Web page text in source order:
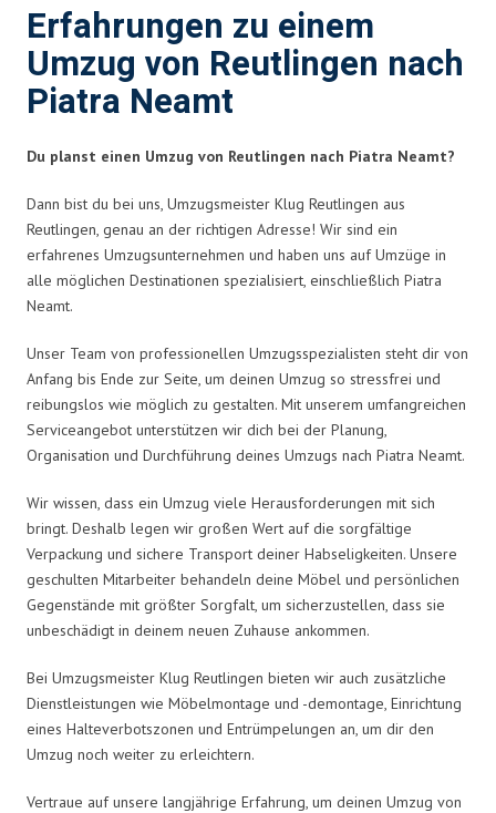
Erfahrungen zu einem
Umzug von Reutlingen nach
Piatra Neamt
Du planst einen Umzug von Reutlingen nach Piatra Neamt?
Dann bist du bei uns, Umzugsmeister Klug Reutlingen aus
Reutlingen, genau an der richtigen Adresse! Wir sind ein
erfahrenes Umzugsunternehmen und haben uns auf Umzüge in
alle möglichen Destinationen spezialisiert, einschließlich Piatra
Neamt.
Unser Team von professionellen Umzugsspezialisten steht dir von
Anfang bis Ende zur Seite, um deinen Umzug so stressfrei und
reibungslos wie möglich zu gestalten. Mit unserem umfangreichen
Serviceangebot unterstützen wir dich bei der Planung,
Organisation und Durchführung deines Umzugs nach Piatra Neamt.
Wir wissen, dass ein Umzug viele Herausforderungen mit sich
bringt. Deshalb legen wir großen Wert auf die sorgfältige
Verpackung und sichere Transport deiner Habseligkeiten. Unsere
geschulten Mitarbeiter behandeln deine Möbel und persönlichen
Gegenstände mit größter Sorgfalt, um sicherzustellen, dass sie
unbeschädigt in deinem neuen Zuhause ankommen.
Bei Umzugsmeister Klug Reutlingen bieten wir auch zusätzliche
Dienstleistungen wie Möbelmontage und -demontage, Einrichtung
eines Halteverbotszonen und Entrümpelungen an, um dir den
Umzug noch weiter zu erleichtern.
Vertraue auf unsere langjährige Erfahrung, um deinen Umzug von